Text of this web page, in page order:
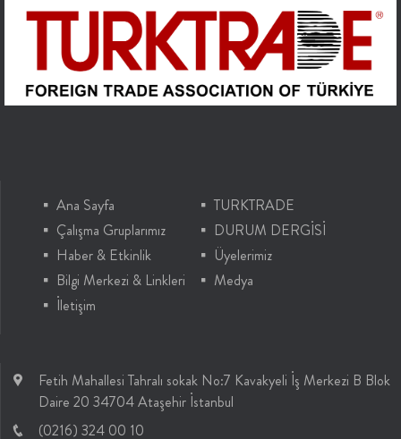
Ana Sayfa
TURKTRADE
Çalışma Gruplarımız
DURUM DERGİSİ
Haber & Etkinlik
Üyelerimiz
Bilgi Merkezi & Linkleri
Medya
İletişim
Fetih Mahallesi Tahralı sokak No:7 Kavakyeli İş Merkezi B Blok
Daire 20 34704 Ataşehir İstanbul
(0216) 324 00 10